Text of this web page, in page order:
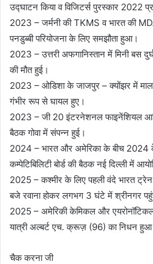
उद्घाटन किया व विजिटर्स पुरस्कार 2022
2023 – जर्मनी की TKMS व भारत की
पनडुब्बी परियोजना के लिए समझौता हुआ।
2023 – उत्तरी अफगानिस्तान में मिनी बस
की मौत हुई।
2023 – ओडिशा के जाजपुर – क्योंझर में
गंभीर रूप से घायल हुए।
2023 – जी 20 इंटरनेशनल फाइनेंशियल
बैठक गोवा में संपन्न हुई।
2024 – भारत और अमेरिका के बीच 2024
कम्पेटिबिलिटी बोर्ड की बैठक नई दिल्ली में
2025 – कश्मीर के लिए पहली वंदे भारत
बजे रवाना होकर लगभग 3 घंटे में श्रीनगर
2025 – अमेरिकी केमिकल और
यात्री अल्बर्ट एच. क्रूज़ (96) का निधन
चैक करना जी